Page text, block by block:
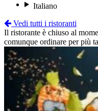
Italiano
Vedi tutti i ristoranti
Il ristorante è chiuso al
comunque ordinare per più